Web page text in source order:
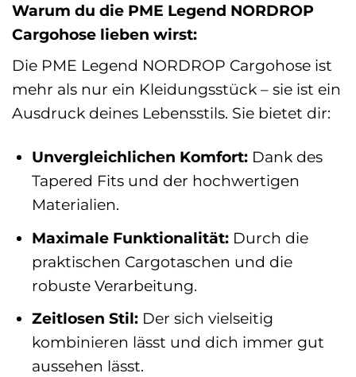
Warum du die PME Legend NORDROP
Cargohose lieben wirst:
Die PME Legend NORDROP Cargohose ist
mehr als nur ein Kleidungsstück – sie ist ein
Ausdruck deines Lebensstils. Sie bietet dir:
Unvergleichlichen Komfort:Dank des
Tapered Fits und der hochwertigen
Materialien.
Maximale Funktionalität:Durch die
praktischen Cargotaschen und die
robuste Verarbeitung.
Zeitlosen Stil:Der sich vielseitig
kombinieren lässt und dich immer gut
aussehen lässt.